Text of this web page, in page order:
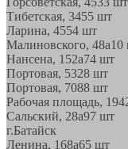
Тибетская, 3455 шт
Ларина, 4554 шт
Малиновского, 48а10
Нансена, 152а74 шт
Портовая, 5328 шт
Портовая, 7088 шт
Рабочая площадь, 19
Сальский, 28a97 шт
г.Батайск
Ленина, 168а65 шт